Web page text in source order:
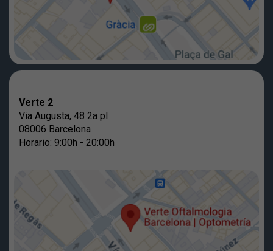
Verte 2
Via Augusta, 48 2a pl
08006 Barcelona
Horario: 9:00h - 20:00h